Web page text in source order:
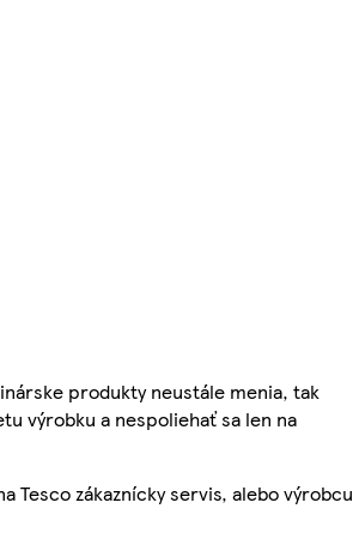
produkty neustále menia, tak
výrobku a nespoliehať sa len na
Tesco zákaznícky servis, alebo výrobcu